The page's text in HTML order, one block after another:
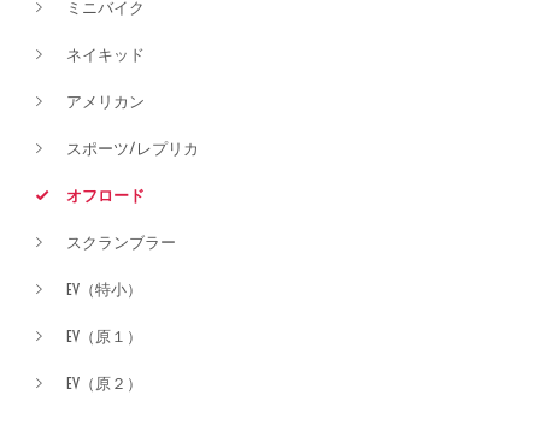
ミニバイク
ネイキッド
アメリカン
スポーツ/レプリカ
オフロード
スクランブラー
EV（特小）
EV（原１）
EV（原２）
価格